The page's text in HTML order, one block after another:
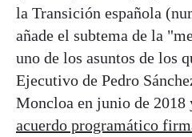
la Transición española
añade el subtema de la
uno de los asuntos de los
Ejecutivo de Pedro
Moncloa en junio de 2018
acuerdo programático